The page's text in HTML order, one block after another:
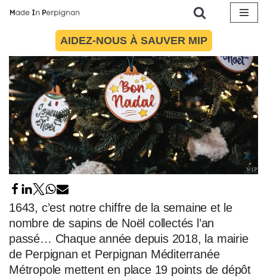
contenu
AIDEZ-NOUS À SAUVER MIP
1643, c’est notre chiffre de la semaine et le
nombre de sapins de Noël collectés l’an
passé… Chaque année depuis 2018, la mairie
de Perpignan et Perpignan Méditerranée
Métropole mettent en place 19 points de dépôt